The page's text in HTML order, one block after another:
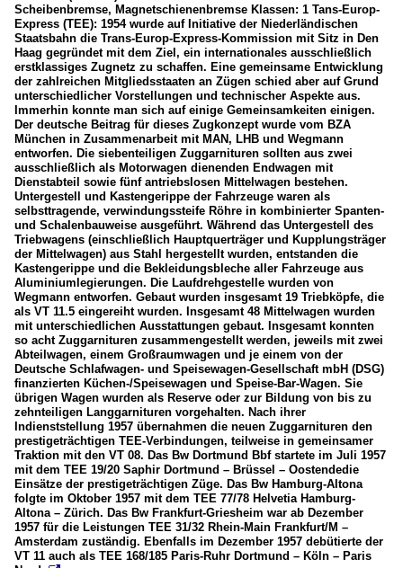
Scheibenbremse, Magnetschienenbremse Klassen: 1 Tans-Europ-
Express (TEE): 1954 wurde auf Initiative der Niederländischen
Staatsbahn die Trans-Europ-Express-Kommission mit Sitz in Den
Haag gegründet mit dem Ziel, ein internationales ausschließlich
erstklassiges Zugnetz zu schaffen. Eine gemeinsame Entwicklung
der zahlreichen Mitgliedsstaaten an Zügen schied aber auf Grund
unterschiedlicher Vorstellungen und technischer Aspekte aus.
Immerhin konnte man sich auf einige Gemeinsamkeiten einigen.
Der deutsche Beitrag für dieses Zugkonzept wurde vom BZA
München in Zusammenarbeit mit MAN, LHB und Wegmann
entworfen. Die siebenteiligen Zuggarnituren sollten aus zwei
ausschließlich als Motorwagen dienenden Endwagen mit
Dienstabteil sowie fünf antriebslosen Mittelwagen bestehen.
Untergestell und Kastengerippe der Fahrzeuge waren als
selbsttragende, verwindungssteife Röhre in kombinierter Spanten-
und Schalenbauweise ausgeführt. Während das Untergestell des
Triebwagens (einschließlich Hauptquerträger und Kupplungsträger
der Mittelwagen) aus Stahl hergestellt wurden, entstanden die
Kastengerippe und die Bekleidungsbleche aller Fahrzeuge aus
Aluminiumlegierungen. Die Laufdrehgestelle wurden von
Wegmann entworfen. Gebaut wurden insgesamt 19 Triebköpfe, die
als VT 11.5 eingereiht wurden. Insgesamt 48 Mittelwagen wurden
mit unterschiedlichen Ausstattungen gebaut. Insgesamt konnten
so acht Zuggarnituren zusammengestellt werden, jeweils mit zwei
Abteilwagen, einem Großraumwagen und je einem von der
Deutsche Schlafwagen- und Speisewagen-Gesellschaft mbH (DSG)
finanzierten Küchen-/Speisewagen und Speise-Bar-Wagen. Sie
übrigen Wagen wurden als Reserve oder zur Bildung von bis zu
zehnteiligen Langgarnituren vorgehalten. Nach ihrer
Indienststellung 1957 übernahmen die neuen Zuggarnituren den
prestigeträchtigen TEE-Verbindungen, teilweise in gemeinsamer
Traktion mit den VT 08. Das Bw Dortmund Bbf startete im Juli 1957
mit dem TEE 19/20 Saphir Dortmund – Brüssel – Oostendedie
Einsätze der prestigeträchtigen Züge. Das Bw Hamburg-Altona
folgte im Oktober 1957 mit dem TEE 77/78 Helvetia Hamburg-
Altona – Zürich. Das Bw Frankfurt-Griesheim war ab Dezember
1957 für die Leistungen TEE 31/32 Rhein-Main Frankfurt/M –
Amsterdam zuständig. Ebenfalls im Dezember 1957 debütierte der
VT 11 auch als TEE 168/185 Paris-Ruhr Dortmund – Köln – Paris